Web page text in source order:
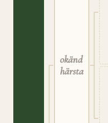
okänd
härstamning